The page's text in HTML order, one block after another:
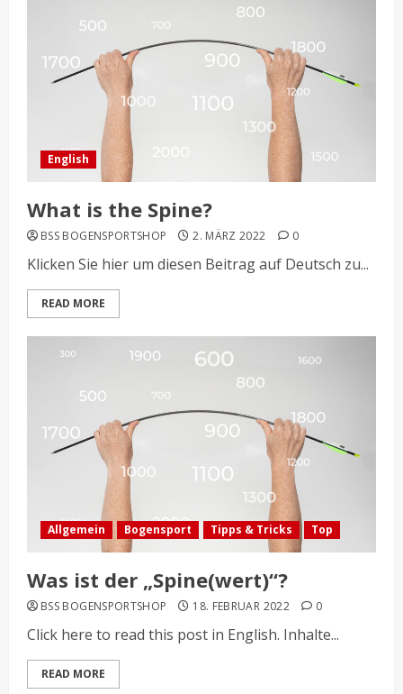
English
What is the Spine?
BSS BOGENSPORTSHOP 2. MÄRZ 2022 0
Klicken Sie hier um diesen Beitrag auf Deutsch zu...
READ MORE
Allgemein Bogensport Tipps & Tricks Top
Was ist der „Spine(wert)“?
BSS BOGENSPORTSHOP 18. FEBRUAR 2022 0
Click here to read this post in English. Inhalte...
READ MORE